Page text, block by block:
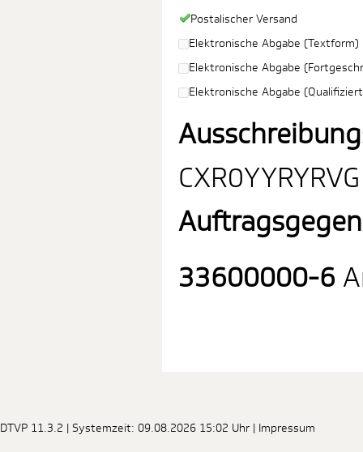
Postalischer Versand
Elektronische Abgabe (Textform)
Elektronische Abgabe
Elektronische Abgabe
CXR0YYRYRVG
33600000-6
DTVP 11.3.2 | Systemzeit: 09.08.2026 15:02 Uhr | Impressum